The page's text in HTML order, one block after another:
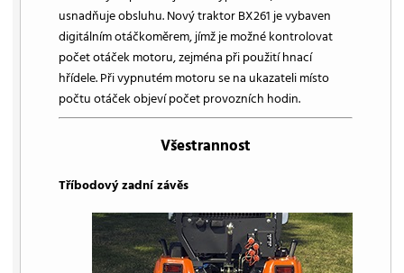
usnadňuje obsluhu. Nový traktor BX261 je vybaven
digitálním otáčkoměrem, jímž je možné kontrolovat
počet otáček motoru, zejména při použití hnací
hřídele. Při vypnutém motoru se na ukazateli místo
počtu otáček objeví počet provozních hodin.
Všestrannost
Tříbodový zadní závěs